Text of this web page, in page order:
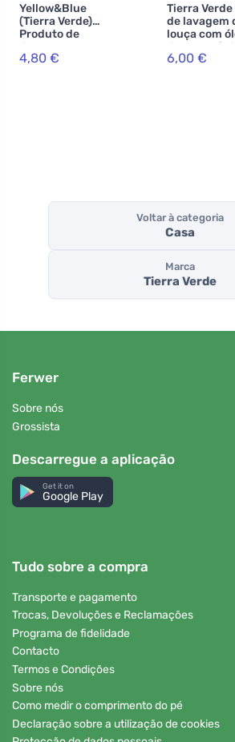
Yellow&Blue
(Tierra Verde)
Produto de
limpeza para
sanitários (750
4,80 €
Tierra Verde
de lavagem
louça com
limão
l)
6,00 €
Voltar à categoria
Casa
Marca
Tierra Verde
Ferwer
Sobre nós
Grossista
Descarregue a aplicação
Get it on
Google Play
Tudo sobre a compra
Transporte e pagamento
Trocas, Devoluções e Reclamações
Programa de fidelidade
Contacto
Termos e Condições
Sobre nós
Como medir o comprimento do pé
Declaração sobre a utilização de cookies